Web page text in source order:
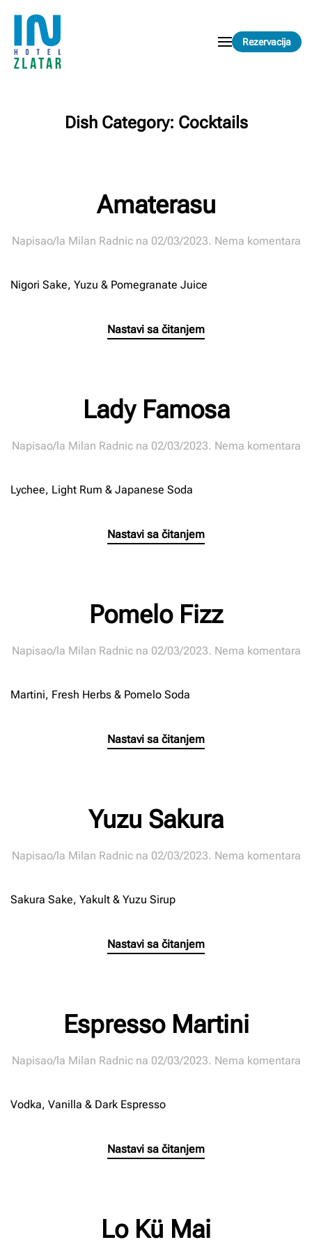
Skip to main content Rezervacija
Dish Category: Cocktails
Amaterasu
Napisao/la Milan Radnicna 02/03/2023. Nema komentarana
Nigori Sake, Yuzu & Pomegranate Juice
Nastavi sa čitanjem
Lady Famosa
Napisao/la Milan Radnicna 02/03/2023. Nema komentarana
Lychee, Light Rum & Japanese Soda
Nastavi sa čitanjem
Pomelo Fizz
Napisao/la Milan Radnicna 02/03/2023. Nema komentarana
Martini, Fresh Herbs & Pomelo Soda
Nastavi sa čitanjem
Yuzu Sakura
Napisao/la Milan Radnicna 02/03/2023. Nema komentarana
Sakura Sake, Yakult & Yuzu Sirup
Nastavi sa čitanjem
Espresso Martini
Napisao/la Milan Radnicna 02/03/2023. Nema komentarana
Vodka, Vanilla & Dark Espresso
Nastavi sa čitanjem
Lo Kü Mai